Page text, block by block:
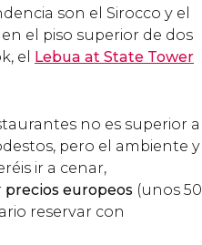
son el Sirocco y el
el piso superior de dos
el Lebua at State Tower
no es superior a
pero el ambiente y
ir a cenar,
precios europeos (unos 50
reservar con